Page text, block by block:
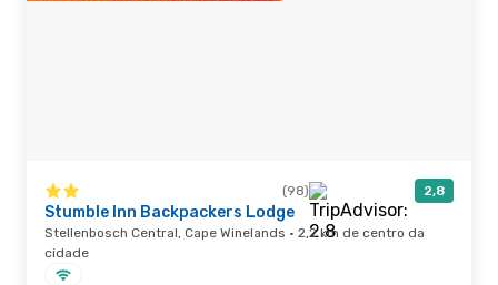
(98) 2,8
Stumble Inn Backpackers Lodge
Stellenbosch Central, Cape Winelands · 2,2 km de centro da
cidade